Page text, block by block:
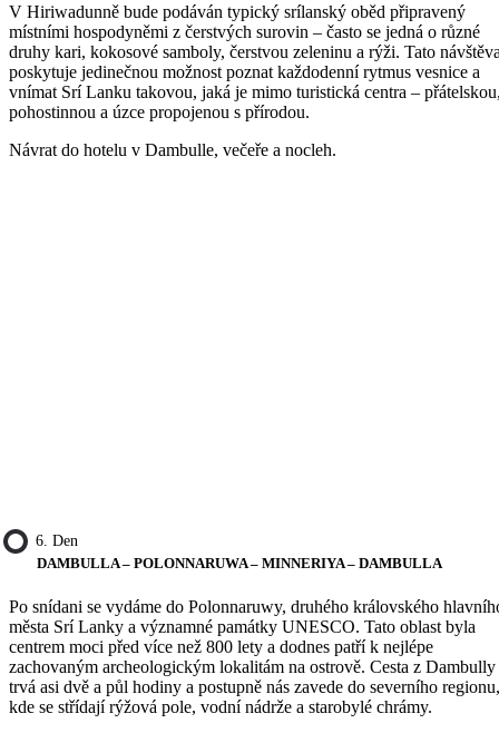
V Hiriwadunně bude podáván typický srílanský oběd připravený
místními hospodyněmi z čerstvých surovin – často se jedná o různé
druhy kari, kokosové samboly, čerstvou zeleninu a rýži. Tato
poskytuje jedinečnou možnost poznat každodenní rytmus vesnice a
vnímat Srí Lanku takovou, jaká je mimo turistická centra –
pohostinnou a úzce propojenou s přírodou.
Návrat do hotelu v Dambulle, večeře a nocleh.
6. Den
DAMBULLA – POLONNARUWA – MINNERIYA – DAMBULLA
Po snídani se vydáme do Polonnaruwy, druhého královského
města Srí Lanky a významné památky UNESCO. Tato oblast byla
centrem moci před více než 800 lety a dodnes patří k nejlépe
zachovaným archeologickým lokalitám na ostrově. Cesta z Dambully
trvá asi dvě a půl hodiny a postupně nás zavede do severního regionu,
kde se střídají rýžová pole, vodní nádrže a starobylé chrámy.